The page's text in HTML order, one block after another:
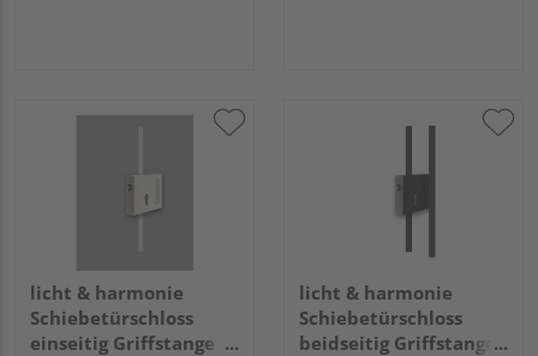
licht & harmonie
Schiebetürschloss
einseitig Griffstange
licht & harmonie
Schiebetürschloss
beidseitig Griffstange